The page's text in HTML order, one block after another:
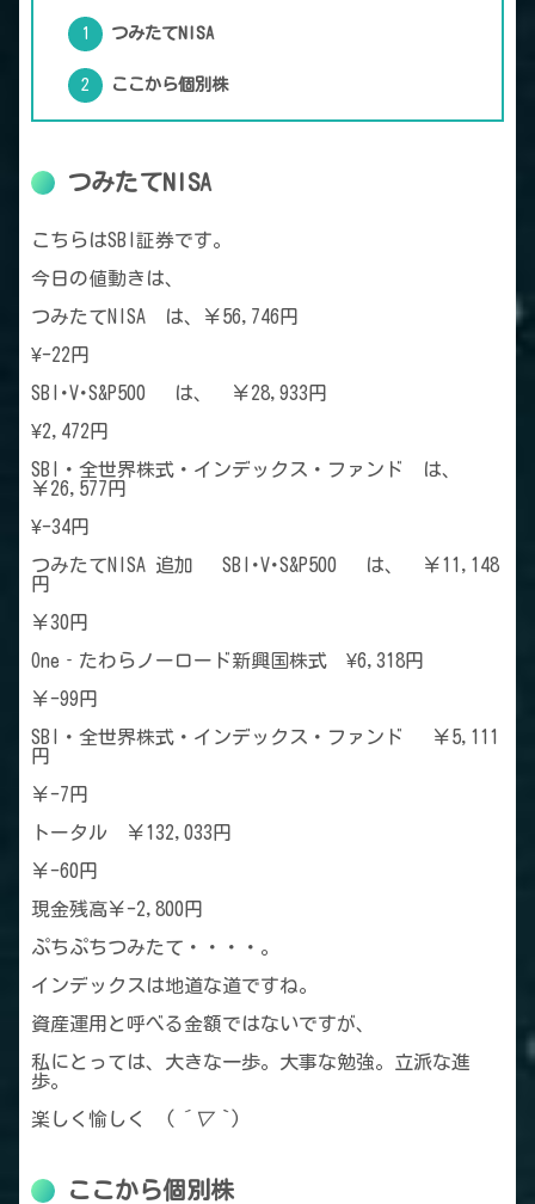
つみたてNISA
ここから個別株
つみたてNISA
こちらはSBI証券です。
今日の値動きは、
つみたてNISA は、￥56,746円
¥-22円
SBI･V･S&P500 は、 ￥28,933円
¥2,472円
SBI・全世界株式・インデックス・ファンド は、
￥26,577円
¥-34円
つみたてNISA 追加 SBI･V･S&P500 は、 ￥11,148
円
￥30円
One‐たわらノーロード新興国株式 ¥6,318円
￥-99円
SBI・全世界株式・インデックス・ファンド ￥5,111
円
￥-7円
トータル ￥132,033円
￥-60円
現金残高￥-2,800円
ぷちぷちつみたて・・・・。
インデックスは地道な道ですね。
資産運用と呼べる金額ではないですが、
私にとっては、大きな一歩。大事な勉強。立派な進
歩。
楽しく愉しく (
´▽｀ )
ここから個別株